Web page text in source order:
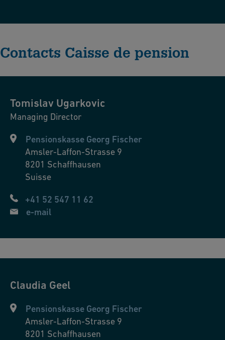
Contacts Caisse de pension
Tomislav Ugarkovic
Managing Director
Pensionskasse Georg Fischer
Amsler-Laffon-Strasse 9
8201 Schaffhausen
Suisse
+41 52 547 11 62
e-mail
Claudia Geel
Pensionskasse Georg Fischer
Amsler-Laffon-Strasse 9
8201 Schaffhausen